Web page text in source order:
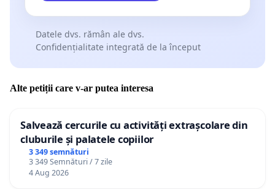
Datele dvs. rămân ale dvs.
Confidențialitate integrată de la început
Alte petiții care v-ar putea interesa
Salvează cercurile cu activități extrașcolare din
cluburile și palatele copiilor
3 349 semnături
3 349 Semnături / 7 zile
4 Aug 2026